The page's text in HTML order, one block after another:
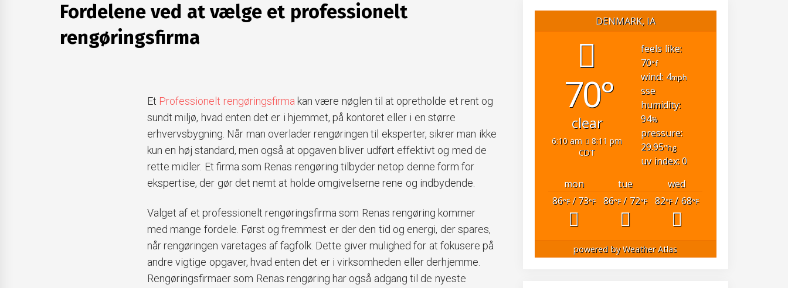
Fordelene ved at vælge et professionelt
rengøringsfirma
Et Professionelt rengøringsfirma kan være nøglen til at opretholde et rent og
sundt miljø, hvad enten det er i hjemmet, på kontoret eller i en større
erhvervsbygning. Når man overlader rengøringen til eksperter, sikrer man ikke
kun en høj standard, men også at opgaven bliver udført effektivt og med de
rette midler. Et firma som Renas rengøring tilbyder netop denne form for
ekspertise, der gør det nemt at holde omgivelserne rene og indbydende.
Valget af et professionelt rengøringsfirma som Renas rengøring kommer
med mange fordele. Først og fremmest er der den tid og energi, der spares,
når rengøringen varetages af fagfolk. Dette giver mulighed for at fokusere på
andre vigtige opgaver, hvad enten det er i virksomheden eller derhjemme.
Rengøringsfirmaer som Renas rengøring har også adgang til de nyeste
DENMARK, IA
70°
clear
6:10 am
8:11 pm
CDT
feels like:
70°f
wind: 4mph
sse
humidity:
94%
pressure:
29.95"hg
uv index: 0
mon
tue
wed
86°F/ 73°F 86°F/ 72°F 82°F/ 68°F
powered byWeather Atlas